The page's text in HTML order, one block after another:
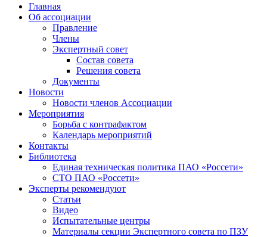
Главная
Об ассоциации
Правление
Члены
Экспертный совет
Состав совета
Решения совета
Документы
Новости
Новости членов Ассоциации
Мероприятия
Борьба с контрафактом
Календарь мероприятий
Контакты
Библиотека
Единая техническая политика ПАО «Россети»
СТО ПАО «Россети»
Эксперты рекомендуют
Статьи
Видео
Испытательные центры
Материалы секции Экспертного совета по ПЗУ